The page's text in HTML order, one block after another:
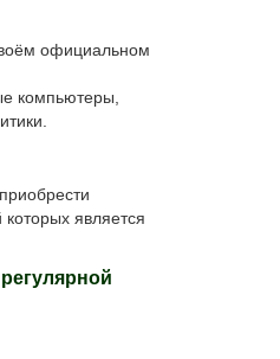
официальном
компьютеры,
является